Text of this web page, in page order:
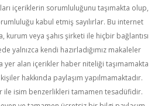
içeriklerin sorumluluğunu taşımakta olup,
kabul etmiş sayılırlar. Bu internet
kurum veya şahıs şirketi ile hiçbir bağlantısı
yalnızca kendi hazırladığımız makaleler
yer alan içerikler haber niteliği taşımamakta
hakkında paylaşım yapılmamaktadır.
ile isim benzerlikleri tamamen tesadüfidir.